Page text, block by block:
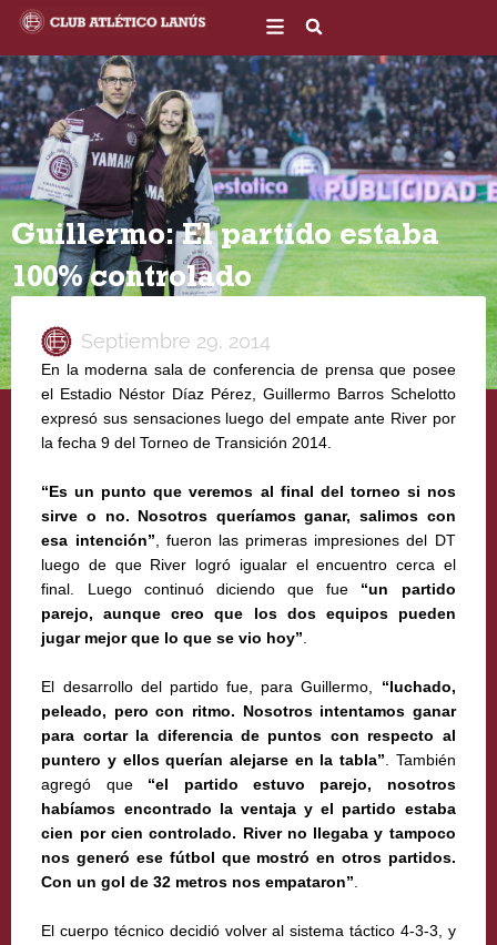
contenido
Guillermo: El partido estaba
100% controlado
Septiembre 29, 2014
En la moderna sala de conferencia de prensa que posee
el Estadio Néstor Díaz Pérez, Guillermo Barros Schelotto
expresó sus sensaciones luego del empate ante River por
la fecha 9 del Torneo de Transición 2014.
“Es un punto que veremos al final del torneo si nos
sirve o no. Nosotros queríamos ganar, salimos con
esa intención”, fueron las primeras impresiones del DT
luego de que River logró igualar el encuentro cerca el
final. Luego continuó diciendo que fue “un partido
parejo, aunque creo que los dos equipos pueden
jugar mejor que lo que se vio hoy”.
El desarrollo del partido fue, para Guillermo, “luchado,
peleado, pero con ritmo. Nosotros intentamos ganar
para cortar la diferencia de puntos con respecto al
puntero y ellos querían alejarse en la tabla”. También
agregó que “el partido estuvo parejo, nosotros
habíamos encontrado la ventaja y el partido estaba
cien por cien controlado. River no llegaba y tampoco
nos generó ese fútbol que mostró en otros partidos.
Con un gol de 32 metros nos empataron”.
El cuerpo técnico decidió volver al sistema táctico 4-3-3, y